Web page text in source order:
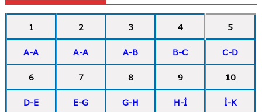
1 2 3 4 5
A-A A-A A-B B-C C-D
6 7 8 9 10
D-E E-G G-H H-İ İ-K